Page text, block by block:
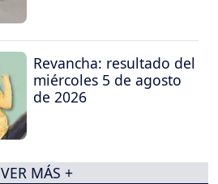
Revancha: resultado del
miércoles 5 de agosto
de 2026
VER MÁS +